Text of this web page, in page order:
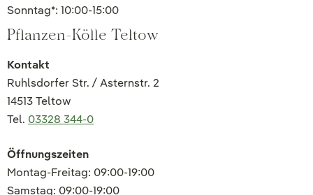
Sonntag*: 10:00-15:00
Pflanzen-Kölle Teltow
Kontakt
Ruhlsdorfer Str. / Asternstr. 2
14513 Teltow
Tel. 03328 344-0
Öffnungszeiten
Montag-Freitag: 09:00-19:00
Samstag: 09:00-19:00